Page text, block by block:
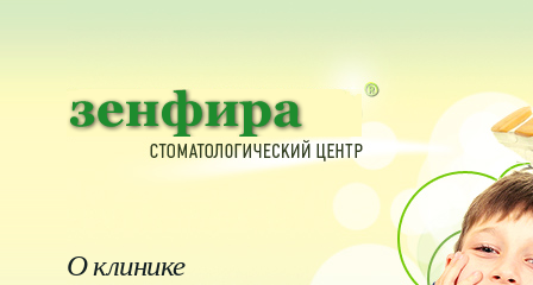
О клинике